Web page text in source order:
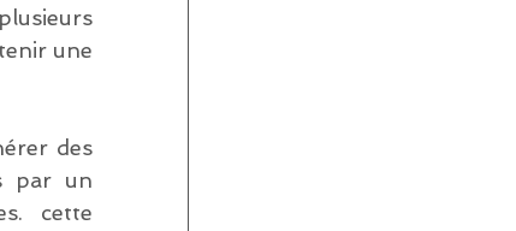
une
des
par un
cette